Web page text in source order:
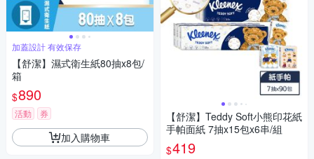
加蓋設計 有效保存
【舒潔】濕式衛生紙80抽x8包/
箱
$890
活動 券
加入購物車
【舒潔】Teddy Soft小熊印花紙
手帕面紙 7抽x15包x6串/組
$419